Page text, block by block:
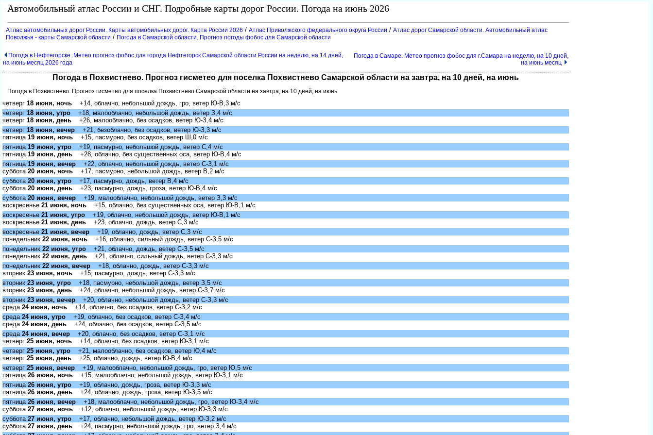
Автомобильный атлас России и СНГ. Подробные карты дорог России. Погода на июнь 2026
Атлас автомобильных дорог России. Карты автомобильных дорог. Карта России 2026 / Атлас Приволжского федерального округа России / Атлас дорог Самарской области. Автомобильный атлас
Поволжья - карты Самарской области / Погода в Самарской области. Прогноз погоды фобос для Самарской области
Погода в Нефтегорске. Метео прогноз фобос для города Нефтегорск Самарской области России на неделю, на 14 дней,
на июнь месяц 2026 года
Погода в Самаре. Метео прогноз фобос для г.Самара на неделю, на 10 дней,
на июнь месяц
Погода в Похвистнево. Прогноз гисметео для поселка Похвистнево Самарской области на завтра, на 10 дней, на июнь
Погода в Похвистнево. Прогноз гисметео для поселка Похвистнево Самарской области на завтра, на 10 дней, на июнь
четвер 18 июня, ночь +14, облачно, небольшой дождь, гро, ветер Ю-В,3 м/с
четвер 18 июня, утро +18, малооблачно, небольшой дождь, ветер З,4 м/с
четвер 18 июня, день +26, малооблачно, без осадков, ветер Ю-З,4 м/с
четвер 18 июня, вечер +21, безоблачно, без осадков, ветер Ю-З,3 м/с
пятница 19 июня, ночь +15, пасмурно, без осадков, ветер Ш,0 м/с
пятница 19 июня, утро +19, пасмурно, небольшой дождь, ветер С,4 м/с
пятница 19 июня, день +28, облачно, без существенных оса, ветер Ю-В,4 м/с
пятница 19 июня, вечер +22, облачно, небольшой дождь, ветер С-З,1 м/с
суббота 20 июня, ночь +17, пасмурно, небольшой дождь, ветер В,2 м/с
суббота 20 июня, утро +17, пасмурно, дождь, ветер В,4 м/с
суббота 20 июня, день +23, пасмурно, дождь, гроза, ветер Ю-В,4 м/с
суббота 20 июня, вечер +19, малооблачно, небольшой дождь, ветер З,3 м/с
оскресенье 21 июня, ночь +15, облачно, без существенных оса, ветер Ю-В,1 м/с
оскресенье 21 июня, утро +19, облачно, небольшой дождь, ветер Ю-В,1 м/с
оскресенье 21 июня, день +23, облачно, дождь, ветер С,3 м/с
оскресенье 21 июня, вечер +19, облачно, дождь, ветер С,3 м/с
понедельник 22 июня, ночь +16, облачно, сильный дождь, ветер С-З,5 м/с
понедельник 22 июня, утро +21, облачно, дождь, ветер С-З,5 м/с
понедельник 22 июня, день +21, облачно, сильный дождь, ветер С-З,3 м/с
понедельник 22 июня, вечер +18, облачно, дождь, ветер С-З,3 м/с
торник 23 июня, ночь +15, пасмурно, дождь, ветер С-З,3 м/с
торник 23 июня, утро +18, пасмурно, небольшой дождь, ветер З,5 м/с
торник 23 июня, день +24, облачно, небольшой дождь, ветер С-З,7 м/с
торник 23 июня, вечер +20, облачно, небольшой дождь, ветер С-З,3 м/с
среда 24 июня, ночь +14, облачно, без осадков, ветер С-З,2 м/с
среда 24 июня, утро +19, облачно, без осадков, ветер С-З,4 м/с
среда 24 июня, день +24, облачно, без осадков, ветер С-З,5 м/с
среда 24 июня, вечер +20, облачно, без осадков, ветер С-З,1 м/с
четвер 25 июня, ночь +14, облачно, без осадков, ветер Ю-З,1 м/с
четвер 25 июня, утро +21, малооблачно, без осадков, ветер Ю,4 м/с
четвер 25 июня, день +25, облачно, дождь, ветер Ю-В,4 м/с
четвер 25 июня, вечер +19, малооблачно, небольшой дождь, гро, ветер Ю,5 м/с
пятница 26 июня, ночь +15, малооблачно, небольшой дождь, ветер Ю-З,1 м/с
пятница 26 июня, утро +19, облачно, дождь, гроза, ветер Ю-З,3 м/с
пятница 26 июня, день +24, облачно, дождь, гроза, ветер Ю-З,5 м/с
пятница 26 июня, вечер +18, малооблачно, небольшой дождь, гро, ветер Ю-З,4 м/с
суббота 27 июня, ночь +12, облачно, небольшой дождь, ветер Ю-З,3 м/с
суббота 27 июня, утро +17, облачно, небольшой дождь, ветер Ю-З,2 м/с
суббота 27 июня, день +24, пасмурно, небольшой дождь, гро, ветер З,4 м/с